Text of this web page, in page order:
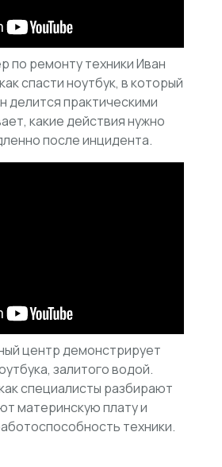
по ремонту техники Иван
спасти ноутбук, в который
делится практическими
какие действия нужно
после инцидента.
центр демонстрирует
залитого водой.
специалисты разбирают
материнскую плату и
техники.